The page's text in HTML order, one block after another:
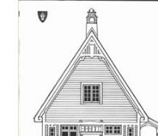
ListaKarta
träffar